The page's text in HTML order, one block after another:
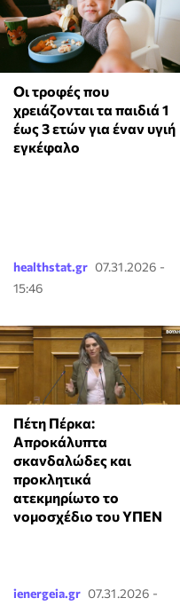
Οι τροφές που
χρειάζονται τα παιδιά 1
έως 3 ετών για έναν υγιή
εγκέφαλο
healthstat.gr 07.31.2026 -
15:46
Πέτη Πέρκα:
Απροκάλυπτα
σκανδαλώδες και
προκλητικά
ατεκμηρίωτο το
νομοσχέδιο του ΥΠΕΝ
ienergeia.gr 07.31.2026 -